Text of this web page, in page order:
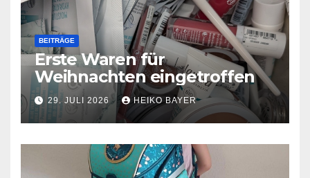
BEITRÄGE
Erste Waren für
Weihnachten eingetroffen
29. JULI 2026 HEIKO BAYER